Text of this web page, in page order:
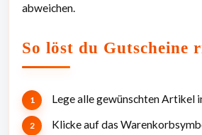
abweichen.
So löst du Gutscheine
Lege alle gewünschten Artikel
Klicke auf das